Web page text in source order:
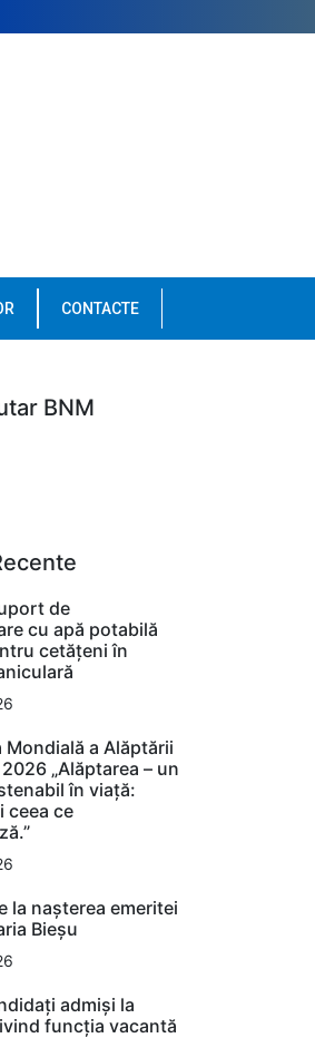
CONTACTE
BNM
de
cu apă potabilă
cetățeni în
Mondială a Alăptării
„Alăptarea – un
în viață:
ceea ce
la nașterea emeritei
Bieșu
admiși la
funcția vacantă